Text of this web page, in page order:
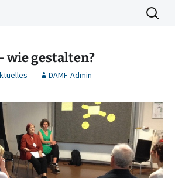
Migration Flucht DresdenSuchen
nach:
wie gestalten?
DAMF-Admin